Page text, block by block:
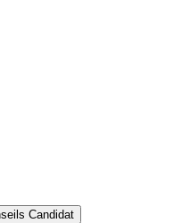
Candidat